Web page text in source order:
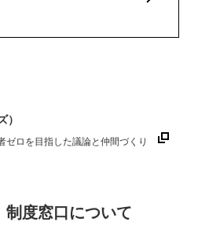
）
ゼロを目指した議論と仲間づくり
制度窓口について